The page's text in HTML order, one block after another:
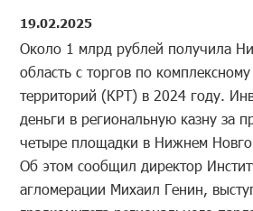
19.02.2025
Около 1 млрд рублей получила
область с торгов по
территорий (КРТ) в 2024 году.
деньги в региональную казну за
четыре площадки в Нижнем
Об этом сообщил директор
агломерации Михаил Генин,